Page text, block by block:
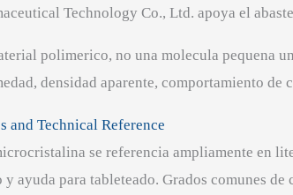
Technology Co., Ltd. apoya el
polimerico, no una molecula pequena
densidad aparente, comportamiento
and Technical Reference
se referencia ampliamente en
ayuda para tableteado. Grados comunes